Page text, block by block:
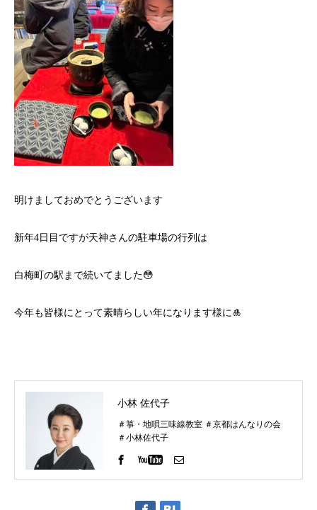
明けましておめでとうございます
新年4日目ですが天神さんの駐車場の行列は
白梅町の駅まで続いてました😳
今年も皆様にとって素晴らしい年になります様に🎍
小林 佐代子
＃箏・地唄三味線教室 ＃京都はんなりの会
＃小林佐代子